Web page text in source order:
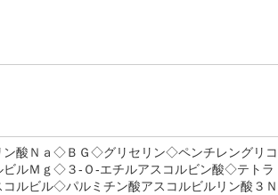
酸Ｎａ◇ＢＧ◇グリセリン◇ペンチレングリコ
ルＭｇ◇３-Ｏ-エチルアスコルビン酸◇テトラ
ルビル◇パルミチン酸アスコルビルリン酸３Ｎ